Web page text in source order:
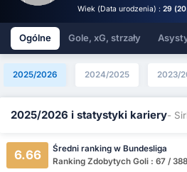
Wiek (Data urodzenia) : 29
Ogólne Gole, xG, strzały
2025/2026 2024/2025 2023/
2025/2026 i statystyki kariery-
6.66
Średni ranking w Bundesliga
Ranking Zdobytych Goli : 67 /